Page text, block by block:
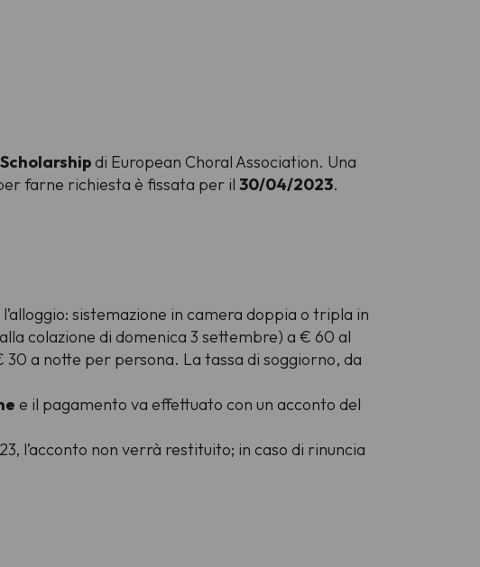
di European Choral Association. Una
farne richiesta è fissata per il 30/04/2023.
sistemazione in camera doppia o tripla in
colazione di domenica 3 settembre) a € 60 al
a notte per persona. La tassa di soggiorno, da
e il pagamento va effettuato con un acconto del
l’acconto non verrà restituito; in caso di rinuncia